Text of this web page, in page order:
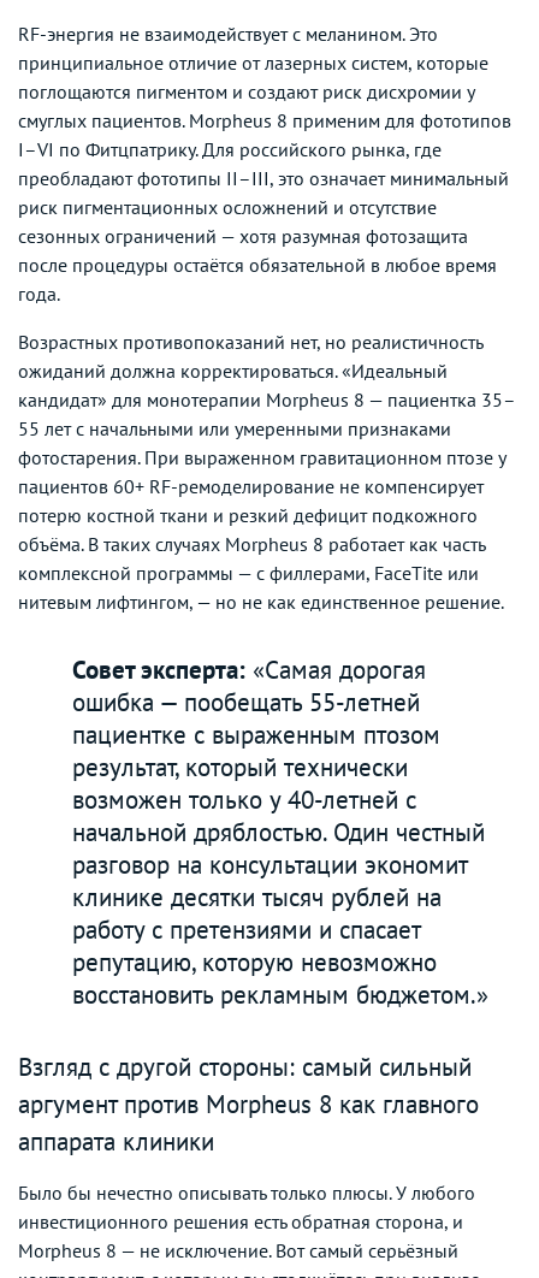
RF-энергия не взаимодействует с меланином. Это
принципиальное отличие от лазерных систем, которые
поглощаются пигментом и создают риск дисхромии у
смуглых пациентов. Morpheus 8 применим для фототипов
I–VI по Фитцпатрику. Для российского рынка, где
преобладают фототипы II–III, это означает минимальный
риск пигментационных осложнений и отсутствие
сезонных ограничений — хотя разумная фотозащита
после процедуры остаётся обязательной в любое время
года.
Возрастных противопоказаний нет, но реалистичность
ожиданий должна корректироваться. «Идеальный
кандидат» для монотерапии Morpheus 8 — пациентка 35–
55 лет с начальными или умеренными признаками
фотостарения. При выраженном гравитационном птозе у
пациентов 60+ RF-ремоделирование не компенсирует
потерю костной ткани и резкий дефицит подкожного
объёма. В таких случаях Morpheus 8 работает как часть
комплексной программы — с филлерами, FaceTite или
нитевым лифтингом, — но не как единственное решение.
Совет эксперта: «Самая дорогая
ошибка — пообещать 55-летней
пациентке с выраженным птозом
результат, который технически
возможен только у 40-летней с
начальной дряблостью. Один честный
разговор на консультации экономит
клинике десятки тысяч рублей на
работу с претензиями и спасает
репутацию, которую невозможно
восстановить рекламным бюджетом.»
Взгляд с другой стороны: самый сильный
аргумент против Morpheus 8 как главного
аппарата клиники
Было бы нечестно описывать только плюсы. У любого
инвестиционного решения есть обратная сторона, и
Morpheus 8 — не исключение. Вот самый серьёзный